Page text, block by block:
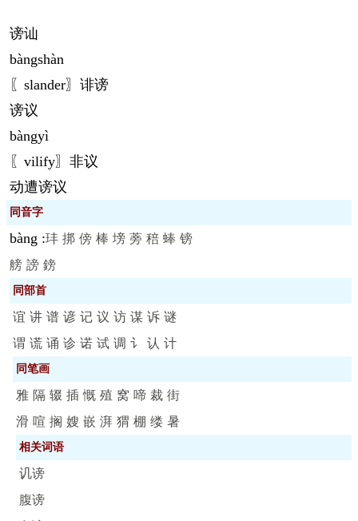
谤讪
bàngshàn
〖slander〗诽谤
谤议
bàngyì
〖vilify〗非议
动遭谤议
同音字
bàng :玤 挷 傍 棒 塝 蒡 稖 蜯 镑
艕 謗 鎊
同部首
谊 讲 谱 谚 记 议 访 谋 诉 谜
谓 谎 诵 诊 诺 试 调 讠 认 计
同笔画
雅 隔 辍 插 慨 殖 窝 啼 裁 街
滑 喧 搁 嫂 嵌 湃 猬 棚 缕 暑
相关词语
讥谤
腹谤